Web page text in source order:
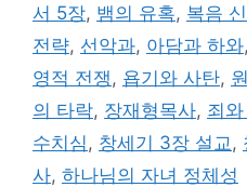
서 5장, 뱀의 유혹, 복음
전략, 선악과, 아담과 하와,
영적 전쟁 , 욥기와 사탄,
의 타락, 장재형목사, 죄
수치심 , 창세기 3장 설교 ,
사, 하나님의 자녀 정체성